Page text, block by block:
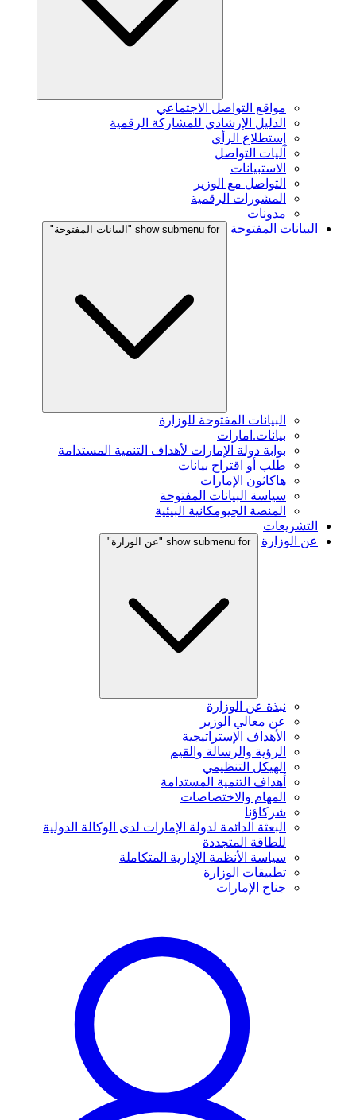
مواقع التواصل الاجتماعي
الدليل الإرشادي للمشاركة الرقمية
إستطلاع الرأي
آليات التواصل
الاستبيانات
التواصل مع الوزير
المشورات الرقمية
مدونات
البيانات المفتوحة
show submenu for "البيانات المفتوحة"
البيانات المفتوحة للوزارة
بيانات.امارات
بوابة دولة الإمارات لأهداف التنمية المستدامة
طلب أو اقتراح بيانات
هاكاثون الإمارات
سياسة البيانات المفتوحة
المنصة الجيومكانية البيئية
التشريعات
عن الوزارة
show submenu for "عن الوزارة"
نبذة عن الوزارة
عن معالي الوزير
الأهداف الإستراتيجية
الرؤية والرسالة والقيم
الهيكل التنظيمي
أهداف التنمية المستدامة
المهام والاختصاصات
شركاؤنا
البعثة الدائمة لدولة الإمارات لدى الوكالة الدولية
للطاقة المتجددة
سياسة الأنظمة الإدارية المتكاملة
تطبيقات الوزارة
جناح الإمارات